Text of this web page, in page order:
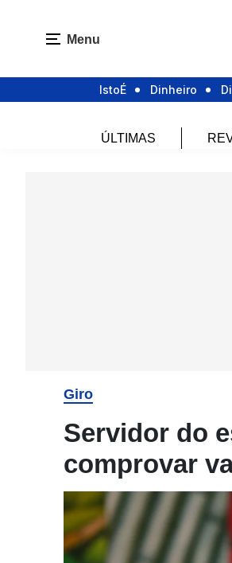
Menu
IstoÉ Dinheiro
ÚLTIMAS
Giro
Servidor do
comprovar